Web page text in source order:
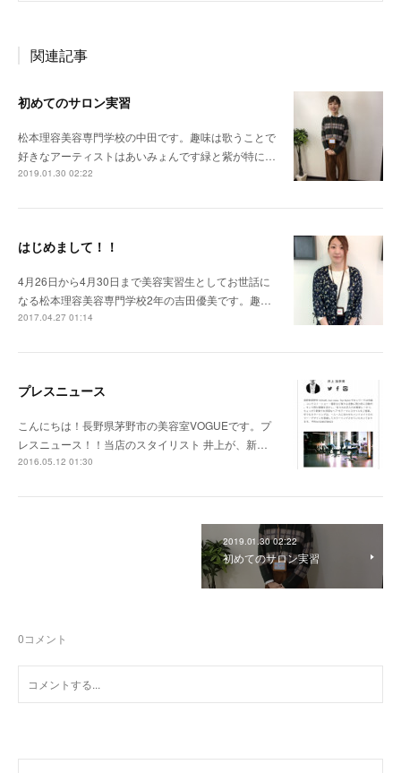
関連記事
初めてのサロン実習
松本理容美容専門学校の中田です。趣味は歌うことで
好きなアーティストはあいみょんです緑と紫が特に…
2019.01.30 02:22
はじめまして！！
4月26日から4月30日まで美容実習生としてお世話に
なる松本理容美容専門学校2年の吉田優美です。趣…
2017.04.27 01:14
プレスニュース
こんにちは！長野県茅野市の美容室VOGUEです。プ
レスニュース！！当店のスタイリスト 井上が、新…
2016.05.12 01:30
2019.01.30 02:22
初めてのサロン実習
0コメント